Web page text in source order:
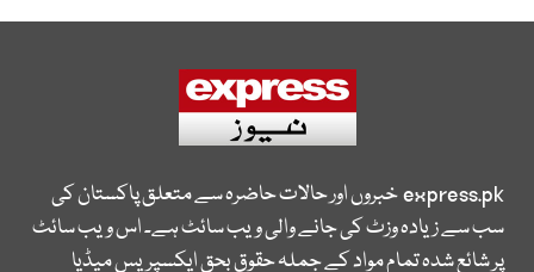
express.pkخبروں اور حالات حاضرہ سے متعلق پاکستان کی
سب سے زیادہ وزٹ کی جانے والی ویب سائٹ ہے۔ اس ویب سائٹ
پر شائع شدہ تمام مواد کے جملہ حقوق بحق ایکسپریس میڈیا